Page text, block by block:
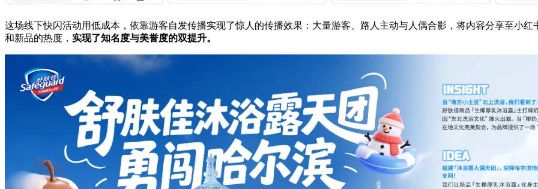
这场线下快闪活动用低成本，依靠游客自发传播实现了惊人的传播效果：大量游客、路人主动与人偶合影，将内容分享至小
和新品的热度， 实现了知名度与美誉度的双提升。